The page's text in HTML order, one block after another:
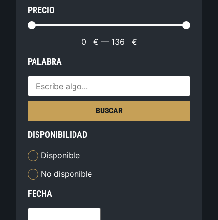
PRECIO
0 € — 136 €
PALABRA
BUSCAR
DISPONIBILIDAD
Disponible
No disponible
FECHA